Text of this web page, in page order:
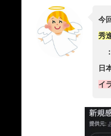
今
秀
：
日
イ